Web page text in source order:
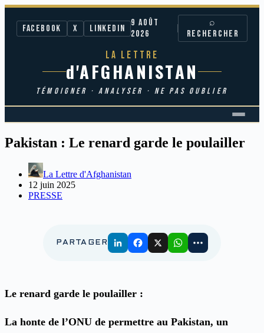
Facebook X LinkedIn
9 AOÛT
2026
⌕
RECHERCHER
LA LETTRE
d'AFGHANISTAN
TÉMOIGNER · ANALYSER · NE PAS OUBLIER
au
contenu
Pakistan : Le renard garde le poulailler
La Lettre d'Afghanistan
12 juin 2025
PRESSE
PARTAGER
Le renard garde le poulailler :
La honte de l’ONU de permettre au Pakistan, un